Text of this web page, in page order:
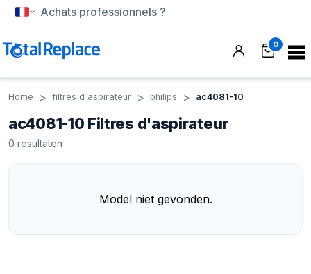
Achats professionnels ?
0
Home filtres d aspirateur philips ac4081-10
ac4081-10 Filtres d'aspirateur
0 resultaten
Model niet gevonden.